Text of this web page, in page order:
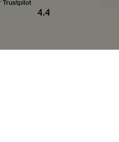
4.4